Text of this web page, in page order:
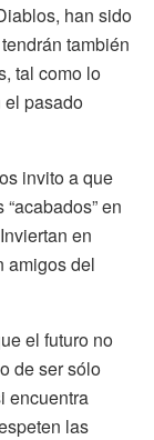
han sido
también
tal como lo
el pasado
invito a que
en
en
amigos del
el futuro no
de ser sólo
encuentra
las